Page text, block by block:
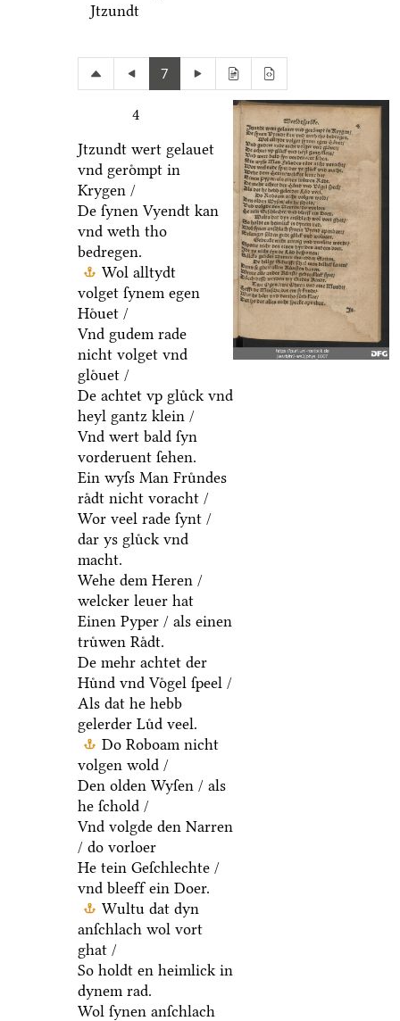
Jtzundt
7
4
Jtzundt wert gelauet
vnd geroͤmpt in
Krygen /
De ſynen Vyendt kan
vnd weth tho
bedregen.
Wol alltydt
volget ſynem egen
Hoͤuet /
Vnd gudem rade
nicht volget vnd
gloͤuet /
De achtet vp gluͤck vnd
heyl gantz klein /
Vnd wert bald ſyn
vorderuent ſehen.
Ein wyſs Man Fruͤndes
raͤdt nicht voracht /
Wor veel rade ſynt /
dar ys gluͤck vnd
macht.
Wehe dem Heren /
welcker leuer hat
Einen Pyper / als einen
truͤwen Raͤdt.
De mehr achtet der
Huͤnd vnd Voͤgel ſpeel /
Als dat he hebb
gelerder Luͤd veel.
Do Roboam nicht
volgen wold /
Den olden Wyſen / als
he ſchold /
Vnd volgde den Narren
/ do vorloer
He tein Geſchlechte /
vnd bleeff ein Doer.
Wultu dat dyn
anſchlach wol vort
ghat /
So holdt en heimlick in
dynem rad.
Wol ſynen anſchlach